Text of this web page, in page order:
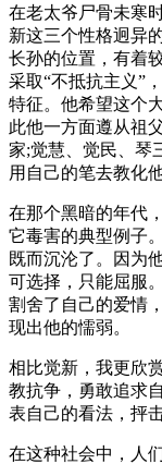
在老太爷尸骨未寒
新这三个性格迥异
长孙的位置，有着
采取“不抵抗主义”
特征。他希望这个
此他一方面遵从祖
家;觉慧、觉民、琴
用自己的笔去教化
在那个黑暗的年代
它毒害的典型例子
既而沉沦了。因为
可选择，只能屈服
割舍了自己的爱情
现出他的懦弱。
相比觉新，我更欣
教抗争，勇敢追求
表自己的看法，抨
在这种社会中，人